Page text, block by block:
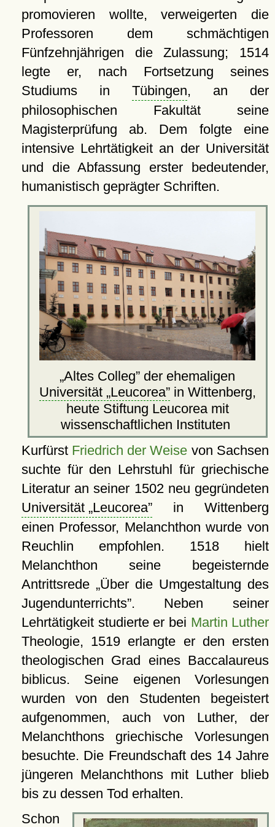
promovieren wollte, verweigerten die
Professoren dem schmächtigen
Fünfzehnjährigen die Zulassung; 1514
legte er, nach Fortsetzung seines
Studiums in Tübingen, an der
philosophischen Fakultät seine
Magisterprüfung ab. Dem folgte eine
intensive Lehrtätigkeit an der Universität
und die Abfassung erster bedeutender,
humanistisch geprägter Schriften.
Altes Colleg der ehemaligen
Universität Leucorea in Wittenberg,
heute Stiftung Leucorea mit
wissenschaftlichen Instituten
Kurfürst Friedrich der Weise von Sachsen
suchte für den Lehrstuhl für griechische
Literatur an seiner 1502 neu gegründeten
Universität Leucorea in Wittenberg
einen Professor, Melanchthon wurde von
Reuchlin empfohlen. 1518 hielt
Melanchthon seine begeisternde
Antrittsrede
Über die Umgestaltung des
Jugendunterrichts . Neben seiner
Lehrtätigkeit studierte er bei Martin Luther
Theologie, 1519 erlangte er den ersten
theologischen Grad eines Baccalaureus
biblicus. Seine eigenen Vorlesungen
wurden von den Studenten begeistert
aufgenommen, auch von Luther, der
Melanchthons griechische Vorlesungen
besuchte. Die Freundschaft des 14 Jahre
jüngeren Melanchthons mit Luther blieb
bis zu dessen Tod erhalten.
Schon